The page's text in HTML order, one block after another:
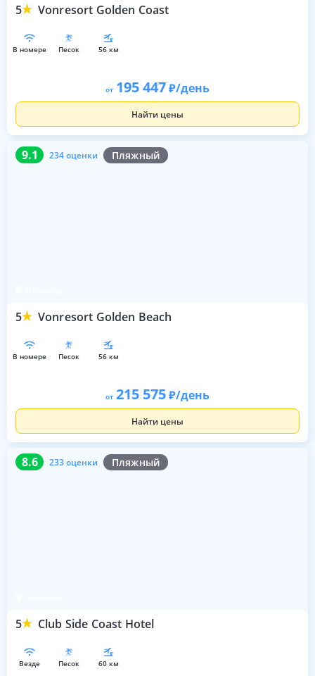
5 Vonresort Golden Coast
в номере песок 56 км
от 195 447 /день
Найти цены
9.1 234 оценки Пляжный
5 Vonresort Golden Beach
9.1 234 оценки
в номере песок 56 км
от 215 575 /день
Найти цены
8.6 233 оценки Пляжный
5 Club Side Coast Hotel
8.6 233 оценки
везде песок 60 км